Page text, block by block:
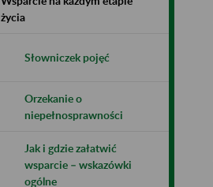
życia
Słowniczek pojęć
Orzekanie o
niepełnosprawności
Jak i gdzie załatwić
wsparcie – wskazówki
ogólne